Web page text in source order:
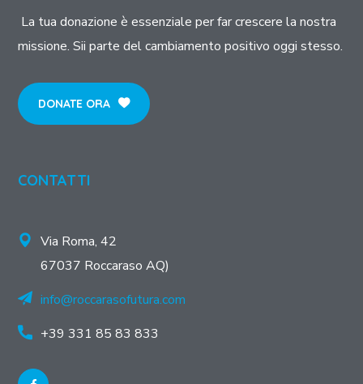
La tua donazione è essenziale per far crescere la nostra
missione. Sii parte del cambiamento positivo oggi stesso.
DONATE ORA
CONTATTI
Via Roma, 42
67037 Roccaraso AQ)
info@roccarasofutura.com
+39 331 85 83 833